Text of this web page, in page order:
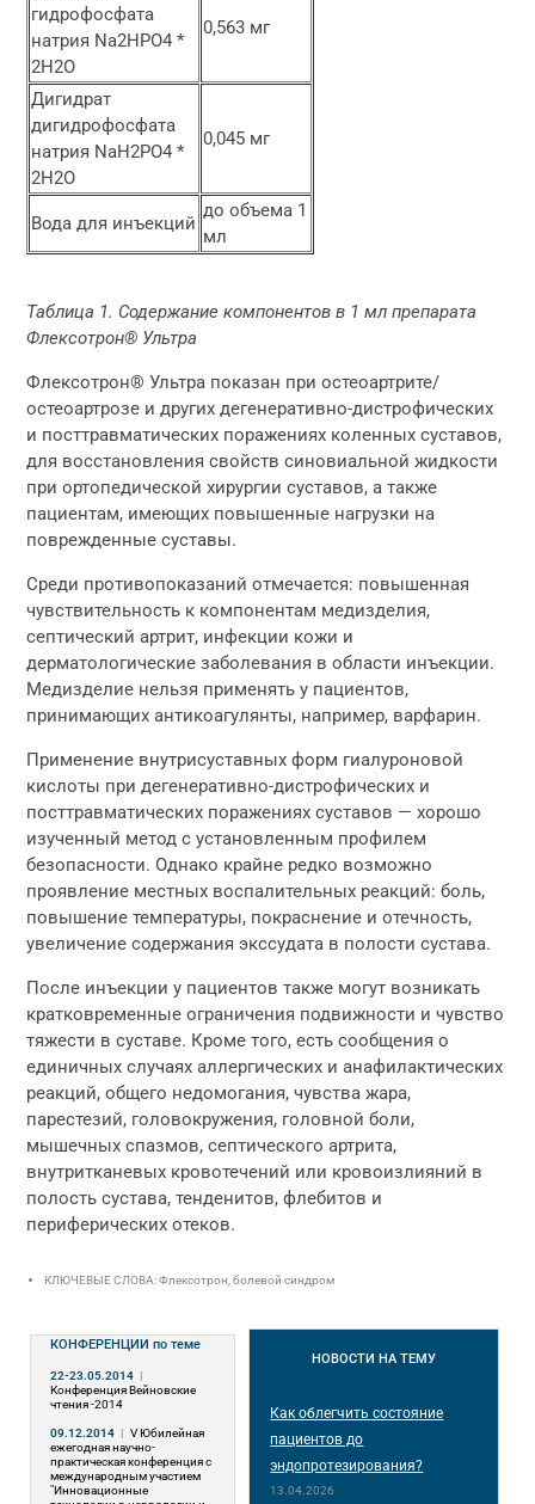
гидрофосфата
натрия Na2HPO4 *
2H2O
0,563 мг
Дигидрат
дигидрофосфата
натрия NaH2PO4 *
2H2O
0,045 мг
Вода для инъекций
до объема 1
мл
Таблица 1. Содержание компонентов в 1 мл препарата
Флексотрон® Ультра
Флексотрон® Ультра показан при остеоартрите/
остеоартрозе и других дегенеративно-дистрофических
и посттравматических поражениях коленных суставов,
для восстановления свойств синовиальной жидкости
при ортопедической хирургии суставов, а также
пациентам, имеющих повышенные нагрузки на
поврежденные суставы.
Среди противопоказаний отмечается: повышенная
чувствительность к компонентам медизделия,
септический артрит, инфекции кожи и
дерматологические заболевания в области инъекции.
Медизделие нельзя применять у пациентов,
принимающих антикоагулянты, например, варфарин.
Применение внутрисуставных форм гиалуроновой
кислоты при дегенеративно-дистрофических и
посттравматических поражениях суставов — хорошо
изученный метод с установленным профилем
безопасности. Однако крайне редко возможно
проявление местных воспалительных реакций: боль,
повышение температуры, покраснение и отечность,
увеличение содержания экссудата в полости сустава.
После инъекции у пациентов также могут возникать
кратковременные ограничения подвижности и чувство
тяжести в суставе. Кроме того, есть сообщения о
единичных случаях аллергических и анафилактических
реакций, общего недомогания, чувства жара,
парестезий, головокружения, головной боли,
мышечных спазмов, септического артрита,
внутритканевых кровотечений или кровоизлияний в
полость сустава, тенденитов, флебитов и
периферических отеков.
КЛЮЧЕВЫЕ СЛОВА: Флексотрон, болевой синдром
КОНФЕРЕНЦИИпо теме
22-23.05.2014 |
Конференция Вейновские
чтения -2014
09.12.2014 | V Юбилейная
ежегодная научно-
практическая конференция с
международным участием
"Инновационные
НОВОСТИНА ТЕМУ
Как облегчить состояние
пациентов до
эндопротезирования?
13.04.2026